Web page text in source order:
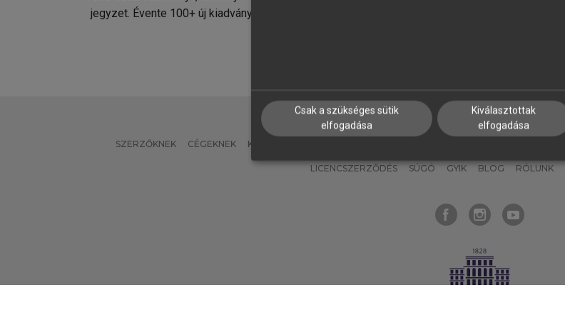
jegyzet. Évente 100+ új kiadvány.
SZERZŐKNEK CÉGEKNEK KÖNYVTÁROSOKNAK
LICENCSZERZŐDÉS SÚGÓ GYIK BLOG RÓLUNK
Csak a szükséges sütik
elfogadása
Kiválasztottak
elfogadása